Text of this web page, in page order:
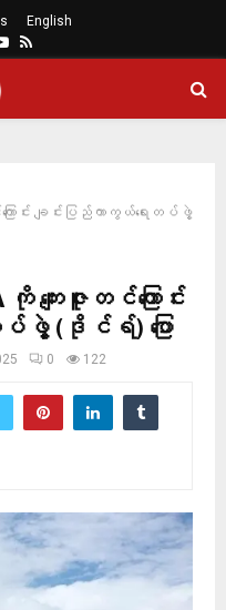
English
Youtube
Rss
ြောင်း ချင်းပြည်ကာကွယ်ရေးတပ်ဖွဲ့
ကျေးဇူးတင်ကြောင်း
ဖွဲ့ (ဒိုင်ရ်) ပြော
0 122